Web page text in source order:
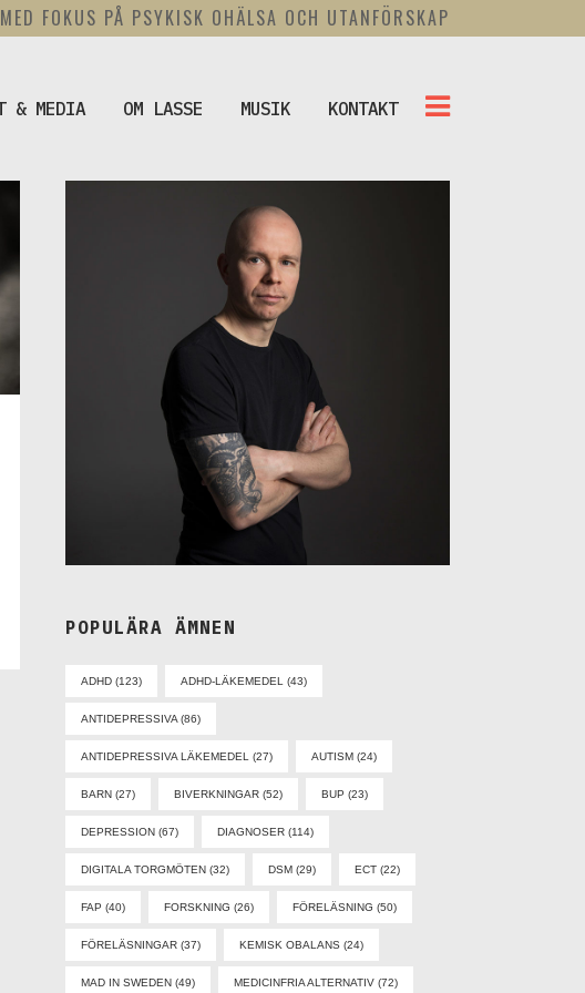
FOKUS PÅ PSYKISK OHÄLSA OCH UTANFÖRSKAP
& MEDIA OM LASSE MUSIK KONTAKT
POPULÄRA ÄMNEN
ADHD (123) ADHD-LÄKEMEDEL (43)
ANTIDEPRESSIVA (86)
ANTIDEPRESSIVA LÄKEMEDEL (27) AUTISM (24)
BARN (27) BIVERKNINGAR (52) BUP (23)
DEPRESSION (67) DIAGNOSER (114)
DIGITALA TORGMÖTEN (32) DSM (29) ECT (22)
FAP (40) FORSKNING (26) FÖRELÄSNING (50)
FÖRELÄSNINGAR (37) KEMISK OBALANS (24)
MAD IN SWEDEN (49) MEDICINFRIA ALTERNATIV (72)